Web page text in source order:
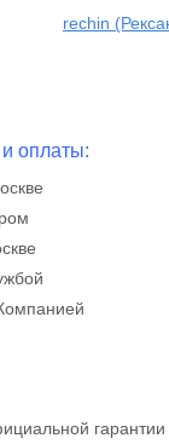
rechin
оплаты:
гарантии